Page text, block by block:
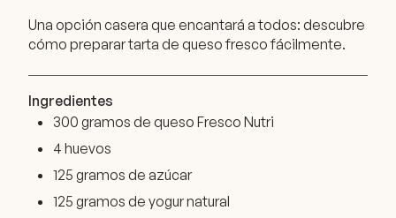
Una opción casera que encantará a todos: descubre
cómo preparar tarta de queso fresco fácilmente.
Ingredientes
300 gramos de queso Fresco Nutri
4 huevos
125 gramos de azúcar
125 gramos de yogur natural